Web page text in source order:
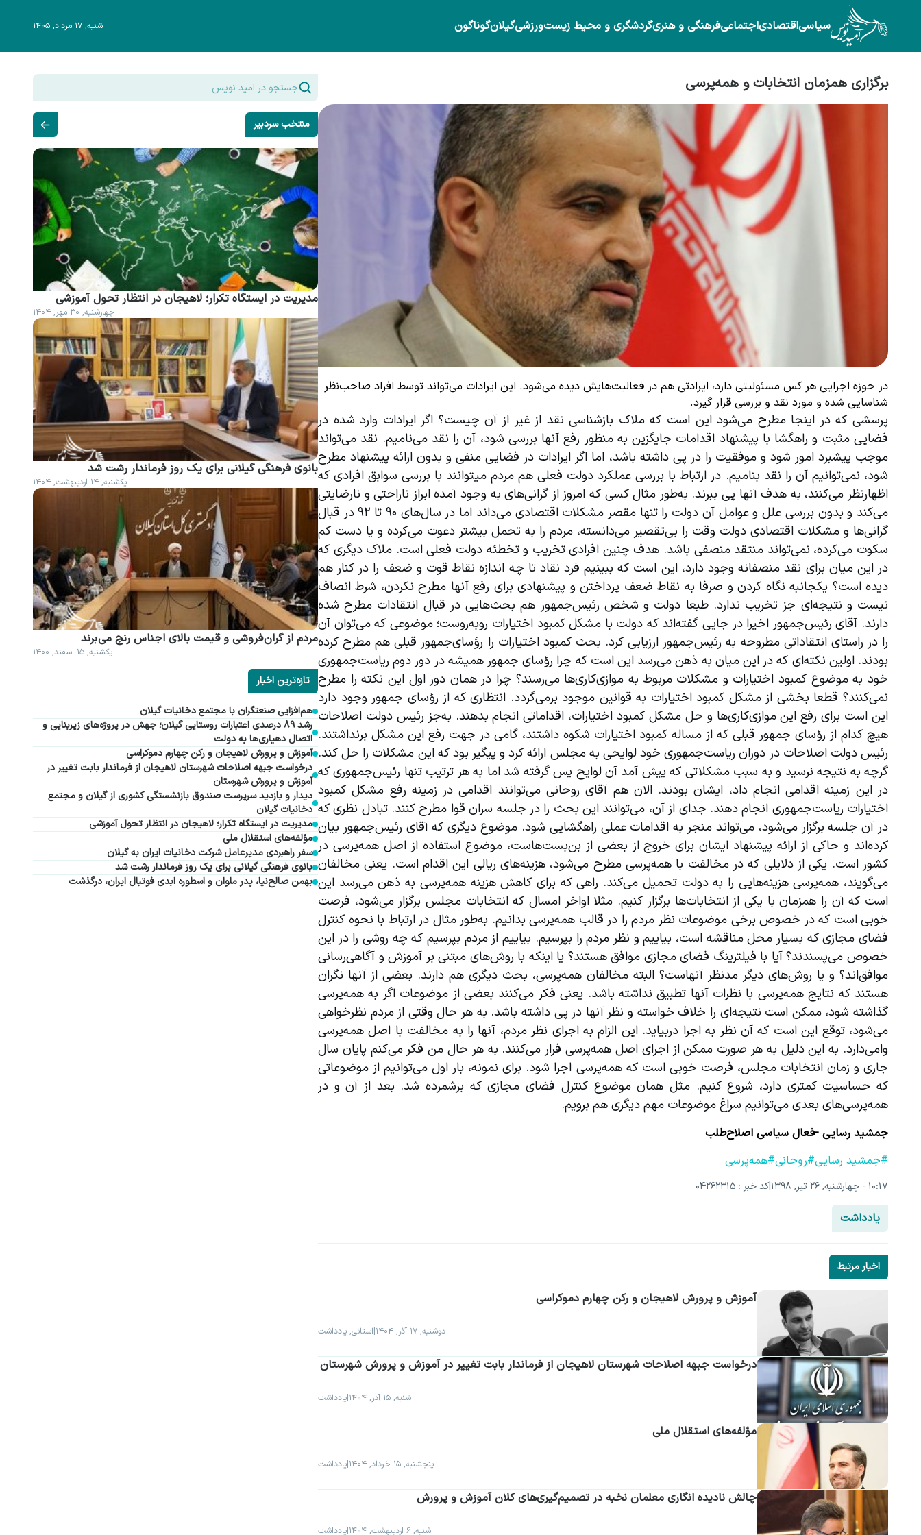
سیاسیاقتصادیاجتماعیفرهنگی و هنریگردشگری و محیط زیستورزشیگیلانگوناگون شنبه, ۱۷ مرداد, ۱۴۰۵
برگزاری همزمان انتخابات و همه‌پرسی
در حوزه اجرایی هر کس مسئولیتی دارد، ایرادتی هم در فعالیت‌هایش دیده می‌شود. این ایرادات می‌تواند توسط افراد صاحب‌نظر
شناسایی شده و مورد نقد و بررسی قرار گیرد.
پرسشی که در اینجا مطرح می‌شود این است که ملاک بازشناسی نقد از غیر از آن چیست؟ اگر ایرادات وارد شده در
فضایی مثبت و راهگشا با پیشنهاد اقدامات جایگزین به منظور رفع آنها بررسی شود، آن را نقد می‌نامیم. نقد می‌تواند
موجب پیشبرد امور شود و موفقیت را در پی داشته باشد، اما اگر ایرادات در فضایی منفی و بدون ارائه پیشنهاد مطرح
شود، نمی‌توانیم آن را نقد بنامیم. در ارتباط با بررسی عملکرد دولت فعلی هم مردم می‎توانند با بررسی سوابق افرادی که
اظهارنظر می‌کنند، به هدف آنها پی ببرند. به‌طور مثال کسی که امروز از گرانی‌های به وجود آمده ابراز ناراحتی و نارضایتی
می‌کند و بدون بررسی علل و عوامل آن دولت را تنها مقصر مشکلات اقتصادی می‌داند اما در سال‌های ۹۰ تا ۹۲ در قبال
سکوت می‌کرده، نمی‌تواند منتقد منصفی باشد. هدف چنین افرادی تخریب و تخطئه دولت فعلی است. ملاک دیگری که
در این میان برای نقد منصفانه وجود دارد، این است که ببینیم فرد نقاد تا چه اندازه نقاط قوت و ضعف را در کنار هم
دیده است؟ یکجانبه نگاه کردن و صرفا به نقاط ضعف پرداختن و پیشنهادی برای رفع آنها مطرح نکردن، شرط انصاف
نیست و نتیجه‌ای جز تخریب ندارد. طبعا دولت و شخص رئیس‌جمهور هم بحث‌هایی در قبال انتقادات مطرح شده
دارند. آقای رئیس‌جمهور اخیرا در جایی گفته‌اند که دولت با مشکل کمبود اختیارات روبه‌روست؛ موضوعی که می‌توان آن
را در راستای انتقاداتی مطروحه به رئیس‌جمهور ارزیابی کرد. بحث کمبود اختیارات را رؤسای‌جمهور قبلی هم مطرح کرده
نمی‌کنند؟ قطعا بخشی از مشکل کمبود اختیارات به قوانین موجود برمی‌گردد. انتظاری که از رؤسای جمهور وجود دارد
این است برای رفع این موازی‌کاری‌ها و حل مشکل کمبود اختیارات، اقداماتی انجام بدهند. به‌جز رئیس دولت اصلاحات
هیچ کدام از رؤسای جمهور قبلی که از مساله کمبود اختیارات شکوه داشتند، گامی در جهت رفع این مشکل برنداشتند.
رئیس دولت اصلاحات در دوران ریاست‌جمهوری خود لوایحی به مجلس ارائه کرد و پیگیر بود که این مشکلات را حل کند.
گرچه به نتیجه نرسید و به سبب مشکلاتی که پیش آمد آن لوایح پس گرفته شد اما به هر ترتیب تنها رئیس‌جمهوری که
در این زمینه اقدامی انجام داد، ایشان بودند. الان هم آقای روحانی می‌توانند اقدامی در زمینه رفع مشکل کمبود
اختیارات ریاست‌جمهوری انجام دهند. جدای از آن، می‌توانند این بحث را در جلسه سران قوا مطرح کنند. تبادل نظری که
در آن جلسه برگزار می‌شود، می‌تواند منجر به اقدامات عملی راهگشایی شود. موضوع دیگری که آقای رئیس‌جمهور بیان
کرده‌اند و حاکی از ارائه پیشنهاد ایشان برای خروج از بعضی از بن‌بست‌هاست، موضوع استفاده از اصل همه‌پرسی در
کشور است. یکی از دلایلی که در مخالفت با همه‌پرسی مطرح می‌شود، هزینه‌های ریالی این اقدام است. یعنی مخالفان
می‌گویند، همه‌پرسی هزینه‌هایی را به دولت تحمیل می‌کند. راهی که برای کاهش هزینه همه‌پرسی به ذهن می‌رسد این
همه‌پرسی‌های بعدی می‌توانیم سراغ موضوعات مهم‌ دیگری هم برویم.
جمشید رسایی -فعال سیاسی اصلاح‌طلب
#جمشید رسایی#روحانی#همه‌پرسی
۱۰:۱۷ - چهارشنبه, ۲۶ تیر, ۱۳۹۸ |کد خبر : 04262315
یادداشت
اخبار مرتبط
آموزش و پرورش لاهیجان و رکن چهارم دموکراسی
دوشنبه, ۱۷ آذر, ۱۴۰۴ |استانی, یادداشت
درخواست جبهه اصلاحات شهرستان لاهیجان از فرماندار بابت تغییر در آموزش و پرورش شهرستان
شنبه, ۱۵ آذر, ۱۴۰۴ |یادداشت
مؤلفه‌های استقلال ملی
پنجشنبه, ۱۵ خرداد, ۱۴۰۴ |یادداشت
چالش نادیده انگاری معلمان نخبه در تصمیم‌گیری‌های کلان آموزش و پرورش
شنبه, ۶ اردیبهشت, ۱۴۰۴ |یادداشت
منتخب سردبیر
مدیریت در ایستگاه تکرار؛ لاهیجان در انتظار تحول آموزشی
چهارشنبه, ۳۰ مهر, ۱۴۰۴
بانوی فرهنگی گیلانی برای یک روز فرماندار رشت شد
یکشنبه, ۱۴ اردیبهشت, ۱۴۰۴
مردم از گران فروشی و قیمت بالای اجناس رنج می برند
یکشنبه, ۱۵ اسفند, ۱۴۰۰
تازه‌ترین اخبار
هم‌افزایی صنعتگران با مجتمع دخانیات گیلان
رشد ۸۹ درصدی اعتبارات روستایی گیلان؛ جهش در پروژه‌های زیربنایی و
اتصال دهیاری‌ها به دولت
آموزش و پرورش لاهیجان و رکن چهارم دموکراسی
درخواست جبهه اصلاحات شهرستان لاهیجان از فرماندار بابت تغییر در
آموزش و پرورش شهرستان
دیدار و بازدید سرپرست صندوق بازنشستگی کشوری از گیلان و مجتمع
دخانیات گیلان
مدیریت در ایستگاه تکرار؛ لاهیجان در انتظار تحول آموزشی
مؤلفه‌های استقلال ملی
سفر راهبردی مدیرعامل شرکت دخانیات ایران به گیلان
بانوی فرهنگی گیلانی برای یک روز فرماندار رشت شد
بهمن صالح‌نیا، پدر ملوان و اسطوره ابدی فوتبال ایران، درگذشت